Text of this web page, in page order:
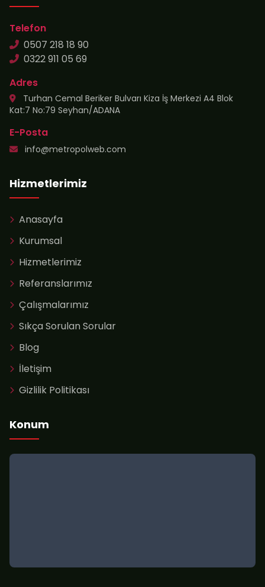
Telefon
0507 218 18 90
0322 911 05 69
Adres
Turhan Cemal Beriker Bulvarı Kiza İş Merkezi A4 Blok
Kat:7 No:79 Seyhan/ADANA
E-Posta
info@metropolweb.com
Hizmetlerimiz
Anasayfa
Kurumsal
Hizmetlerimiz
Referanslarımız
Çalışmalarımız
Sıkça Sorulan Sorular
Blog
İletişim
Gizlilik Politikası
Konum